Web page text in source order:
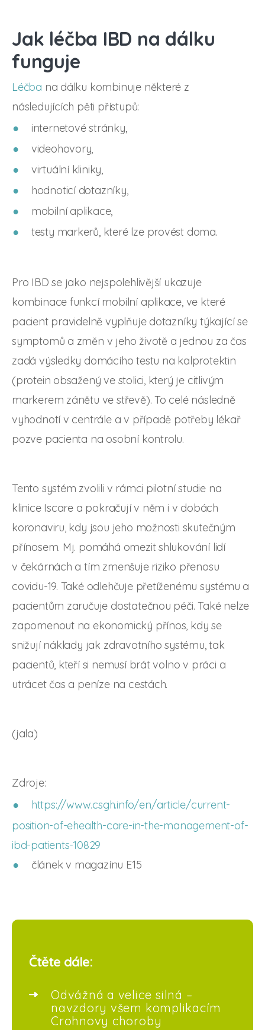
Čtěte dále:
Odvážná a velice silná –
navzdory všem komplikacím
Crohnovy choroby
Jak léčba IBD na dálku
funguje
Léčba na dálku kombinuje některé z
následujících pěti přístupů:
internetové stránky,
videohovory,
virtuální kliniky,
hodnoticí dotazníky,
mobilní aplikace,
testy markerů, které lze provést doma.
Pro IBD se jako nejspolehlivější ukazuje
kombinace funkcí mobilní aplikace, ve které
pacient pravidelně vyplňuje dotazníky týkající se
symptomů a změn v jeho životě a jednou za čas
zadá výsledky domácího testu na kalprotektin
(protein obsažený ve stolici, který je citlivým
markerem zánětu ve střevě). To celé následně
vyhodnotí v centrále a v případě potřeby lékař
pozve pacienta na osobní kontrolu.
Tento systém zvolili v rámci pilotní studie na
klinice Iscare a pokračují v něm i v dobách
koronaviru, kdy jsou jeho možnosti skutečným
přínosem. Mj. pomáhá omezit shlukování lidí
v čekárnách a tím zmenšuje riziko přenosu
covidu-19. Také odlehčuje přetíženému systému a
pacientům zaručuje dostatečnou péči. Také nelze
zapomenout na ekonomický přínos, kdy se
snižují náklady jak zdravotního systému, tak
pacientů, kteří si nemusí brát volno v práci a
utrácet čas a peníze na cestách.
(jala)
Zdroje:
https://www.csgh.info/en/article/current-
position-of-ehealth-care-in-the-management-of-
ibd-patients-10829
článek v magazínu E15